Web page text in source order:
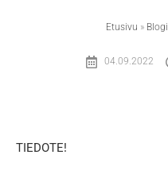
Etusivu » Blogi
04.09.2022
TIEDOTE!